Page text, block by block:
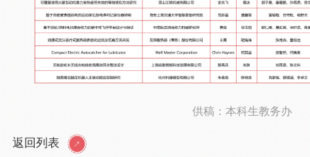
供稿：本科生教务办
返回列表